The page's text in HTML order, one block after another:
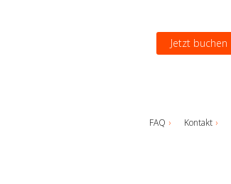
Jetzt buchen
FAQ Kontakt